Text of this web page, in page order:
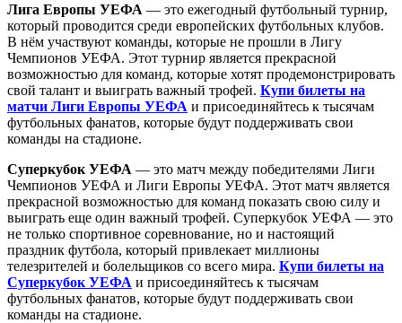
Лига Европы УЕФА — это ежегодный футбольный турнир,
который проводится среди европейских футбольных клубов.
В нём участвуют команды, которые не прошли в Лигу
Чемпионов УЕФА. Этот турнир является прекрасной
возможностью для команд, которые хотят продемонстрировать
свой талант и выиграть важный трофей. Купи билеты на
матчи Лиги Европы УЕФА и присоединяйтесь к тысячам
футбольных фанатов, которые будут поддерживать свои
команды на стадионе.
Суперкубок УЕФА — это матч между победителями Лиги
Чемпионов УЕФА и Лиги Европы УЕФА. Этот матч является
прекрасной возможностью для команд показать свою силу и
выиграть еще один важный трофей. Суперкубок УЕФА — это
не только спортивное соревнование, но и настоящий
праздник футбола, который привлекает миллионы
телезрителей и болельщиков со всего мира. Купи билеты на
Суперкубок УЕФА и присоединяйтесь к тысячам
футбольных фанатов, которые будут поддерживать свои
команды на стадионе.